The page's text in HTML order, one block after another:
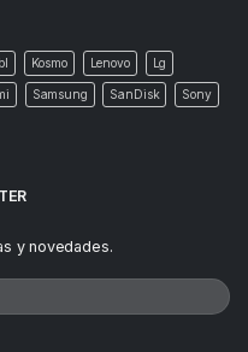
Kosmo Lenovo Lg
Samsung SanDisk Sony
y novedades.